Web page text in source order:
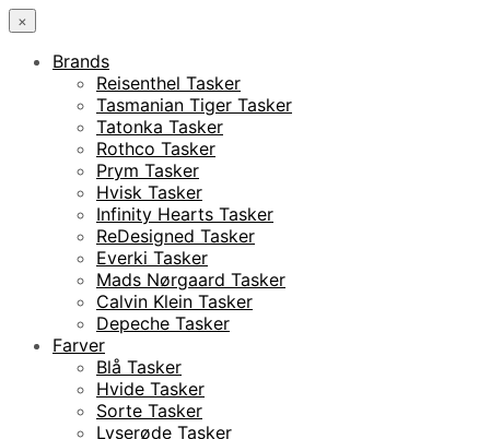
×
Brands
Reisenthel Tasker
Tasmanian Tiger Tasker
Tatonka Tasker
Rothco Tasker
Prym Tasker
Hvisk Tasker
Infinity Hearts Tasker
ReDesigned Tasker
Everki Tasker
Mads Nørgaard Tasker
Calvin Klein Tasker
Depeche Tasker
Farver
Blå Tasker
Hvide Tasker
Sorte Tasker
Lyserøde Tasker